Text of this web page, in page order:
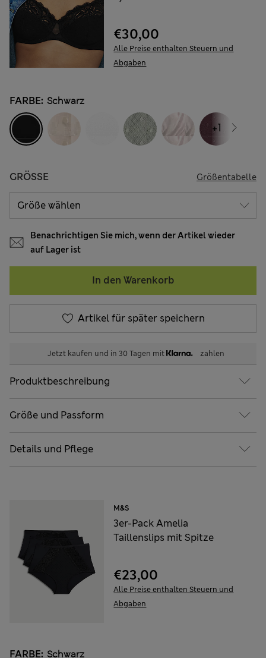
€30,00
Alle Preise enthalten Steuern und
Abgaben
FARBE: Schwarz
GRÖSSE Größentabelle
+1
Benachrichtigen Sie mich, wenn der Artikel wieder
auf Lager ist
In den Warenkorb
Artikel für später speichern
Jetzt kaufen und in 30 Tagen mit zahlen
Produktbeschreibung
Größe und Passform
Details und Pflege
M&S
3er-Pack Amelia
Taillenslips mit Spitze
€23,00
Alle Preise enthalten Steuern und
Abgaben
FARBE: Schwarz